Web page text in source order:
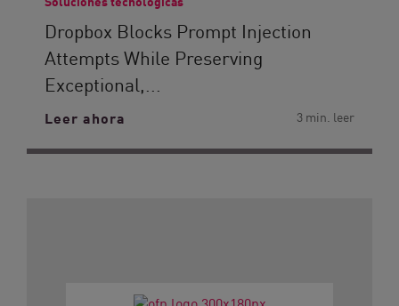
Dropbox Blocks Prompt Injection
Attempts While Preserving
Exceptional,...
Leer ahora 3 min. leer